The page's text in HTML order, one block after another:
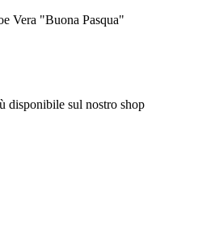
Vera "Buona Pasqua"
disponibile sul nostro shop